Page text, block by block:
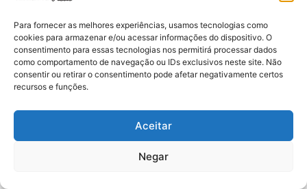
Para fornecer as melhores experiências, usamos tecnologias como
cookies para armazenar e/ou acessar informações do dispositivo. O
consentimento para essas tecnologias nos permitirá processar dados
como comportamento de navegação ou IDs exclusivos neste site. Não
consentir ou retirar o consentimento pode afetar negativamente certos
recursos e funções.
Aceitar
Negar
Acidente: A caminho do trabalho
professora se envolve em
acidente e vai a obito na RN 118
no Alto do Rodrigues, RN